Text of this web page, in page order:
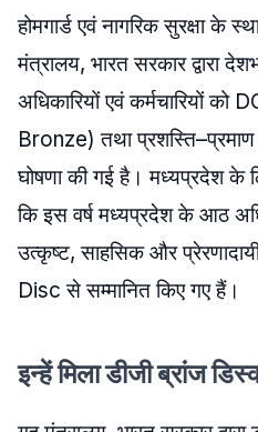
होमगार्ड एवं नागरिक सुरक्षा के
मंत्रालय, भारत सरकार द्वारा
अधिकारियों एवं कर्मचारियों
Bronze) तथा
घोषणा की गई है। मध्यप्रदेश के
कि इस वर्ष मध्यप्रदेश के आठ
उत्कृष्ट, साहसिक और
Disc से सम्मानित किए गए हैं।
इन्हें मिला डीजी ब्रांज